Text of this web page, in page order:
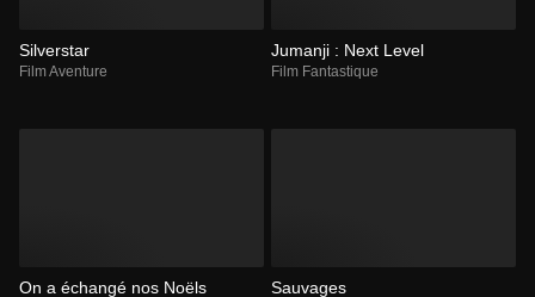
Silverstar
Film Aventure
Jumanji : Next Level
Film Fantastique
On a échangé nos Noëls Sauvages